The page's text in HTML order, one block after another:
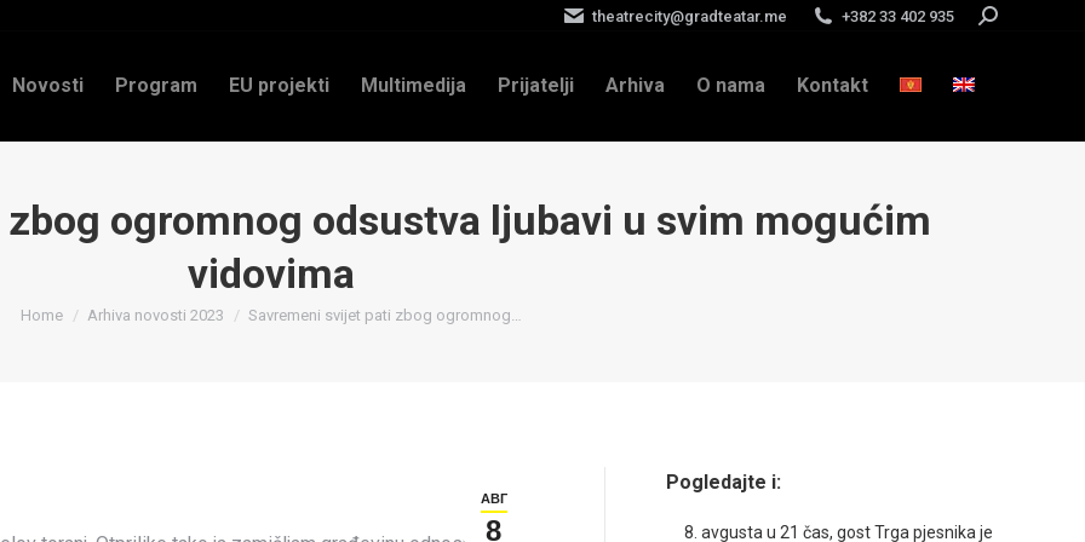
theatrecity@gradteatar.me +382 33 402 935 Search:
Novosti Program EU projekti Multimedija Prijatelji Arhiva O nama Kontakt
ogromnog odsustva ljubavi u svim mogućim
vidovima
You are here:
Home Arhiva novosti 2023 Savremeni svijet pati zbog ogromnog…
АВГ
8
Pogledajte i:
8. avgusta u 21 čas, gost Trga pjesnika je